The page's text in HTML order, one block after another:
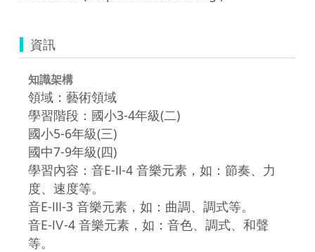
資訊
知識架構
領域：藝術領域
學習階段：國小3-4年級(二)
國小5-6年級(三)
國中7-9年級(四)
學習內容：音E-Ⅱ-4 音樂元素，如：節奏、力
度、速度等。
音E-Ⅲ-3 音樂元素，如：曲調、調式等。
音E-Ⅳ-4 音樂元素，如：音色、調式、和聲
等。